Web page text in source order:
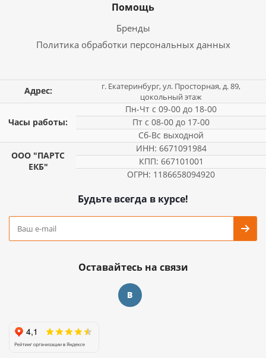
Помощь
Бренды
Политика обработки персональных данных
Адрес:
г. Екатеринбург, ул. Просторная, д. 89,
цокольный этаж
Часы работы:
Пн-Чт с 09-00 до 18-00
Пт с 08-00 до 17-00
Сб-Вс выходной
ООО "ПАРТС
ЕКБ"
ИНН: 6671091984
КПП: 667101001
ОГРН: 1186658094920
Будьте всегда в курсе!
Оставайтесь на связи